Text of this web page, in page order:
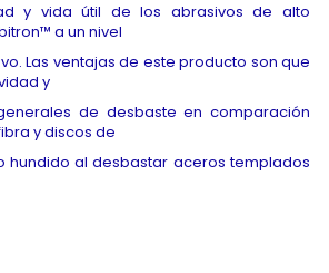
y vida útil de los abrasivos de alto
a un nivel
Las ventajas de este producto son que
y
de desbaste en comparación
y discos de
hundido al desbastar aceros templados